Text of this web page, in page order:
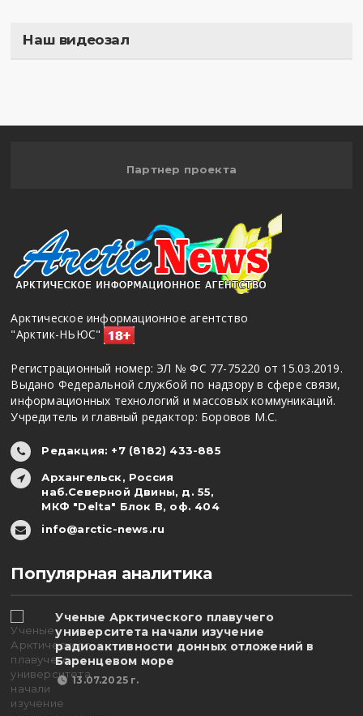
Наш видеозал
Партнер проекта
Арктическое информационное агентство
"Арктик-НЬЮС"
Регистрационный номер: ЭЛ № ФС 77-75220 от 15.03.2019.
Выдано Федеральной службой по надзору в сфере связи,
информационных технологий и массовых коммуникаций.
Учредитель и главный редактор: Боровов М.С.
Редакция: +7 (8182) 433-885
Архангельск, Россия
наб.Северной Двины, д. 55,
МКФ "Delta" Блок В, оф. 404
info@arctic-news.ru
Популярная аналитика
Ученые Арктического плавучего
университета начали изучение
радиоактивности донных отложений в
Баренцевом море
13.07.2025 г.